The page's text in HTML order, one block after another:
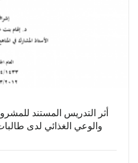
أثر التدريس المستند
والوعي الغذائي لدى